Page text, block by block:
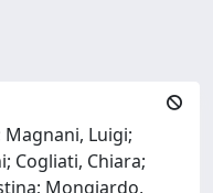
Luigi;
Cogliati, Chiara;
Mongiardo,